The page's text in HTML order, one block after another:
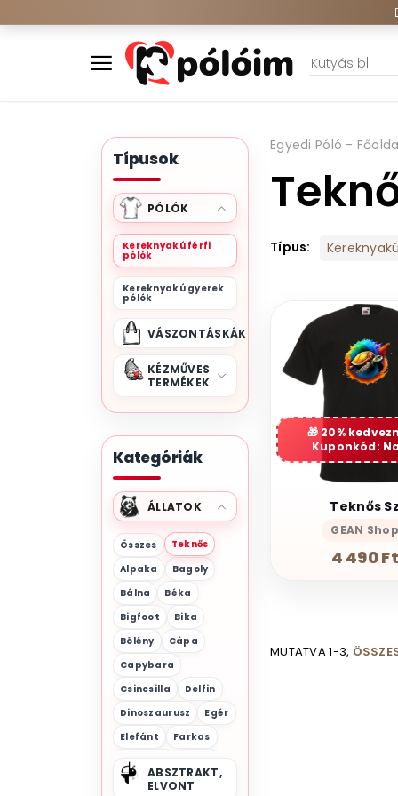
Típusok
PÓLÓK
Kereknyakú férfi
pólók
Kereknyakú gyerek
pólók
VÁSZONTÁSKÁK
KÉZMŰVES
TERMÉKEK
Kategóriák
ÁLLATOK
Összes
Teknős
Alpaka
Bagoly
Bálna
Béka
Bigfoot
Bika
Bölény
Cápa
Capybara
Csincsilla
Delfin
Dinoszaurusz
Egér
Elefánt
Farkas
Flamingó
Gorilla
Halak
ABSZTRAKT,
ELVONT
Egyedi Póló -
Típus:
20%
Kuponkód:
Teknős Sz
GEAN Shop
4 490 Ft
MUTATVA 1-3,